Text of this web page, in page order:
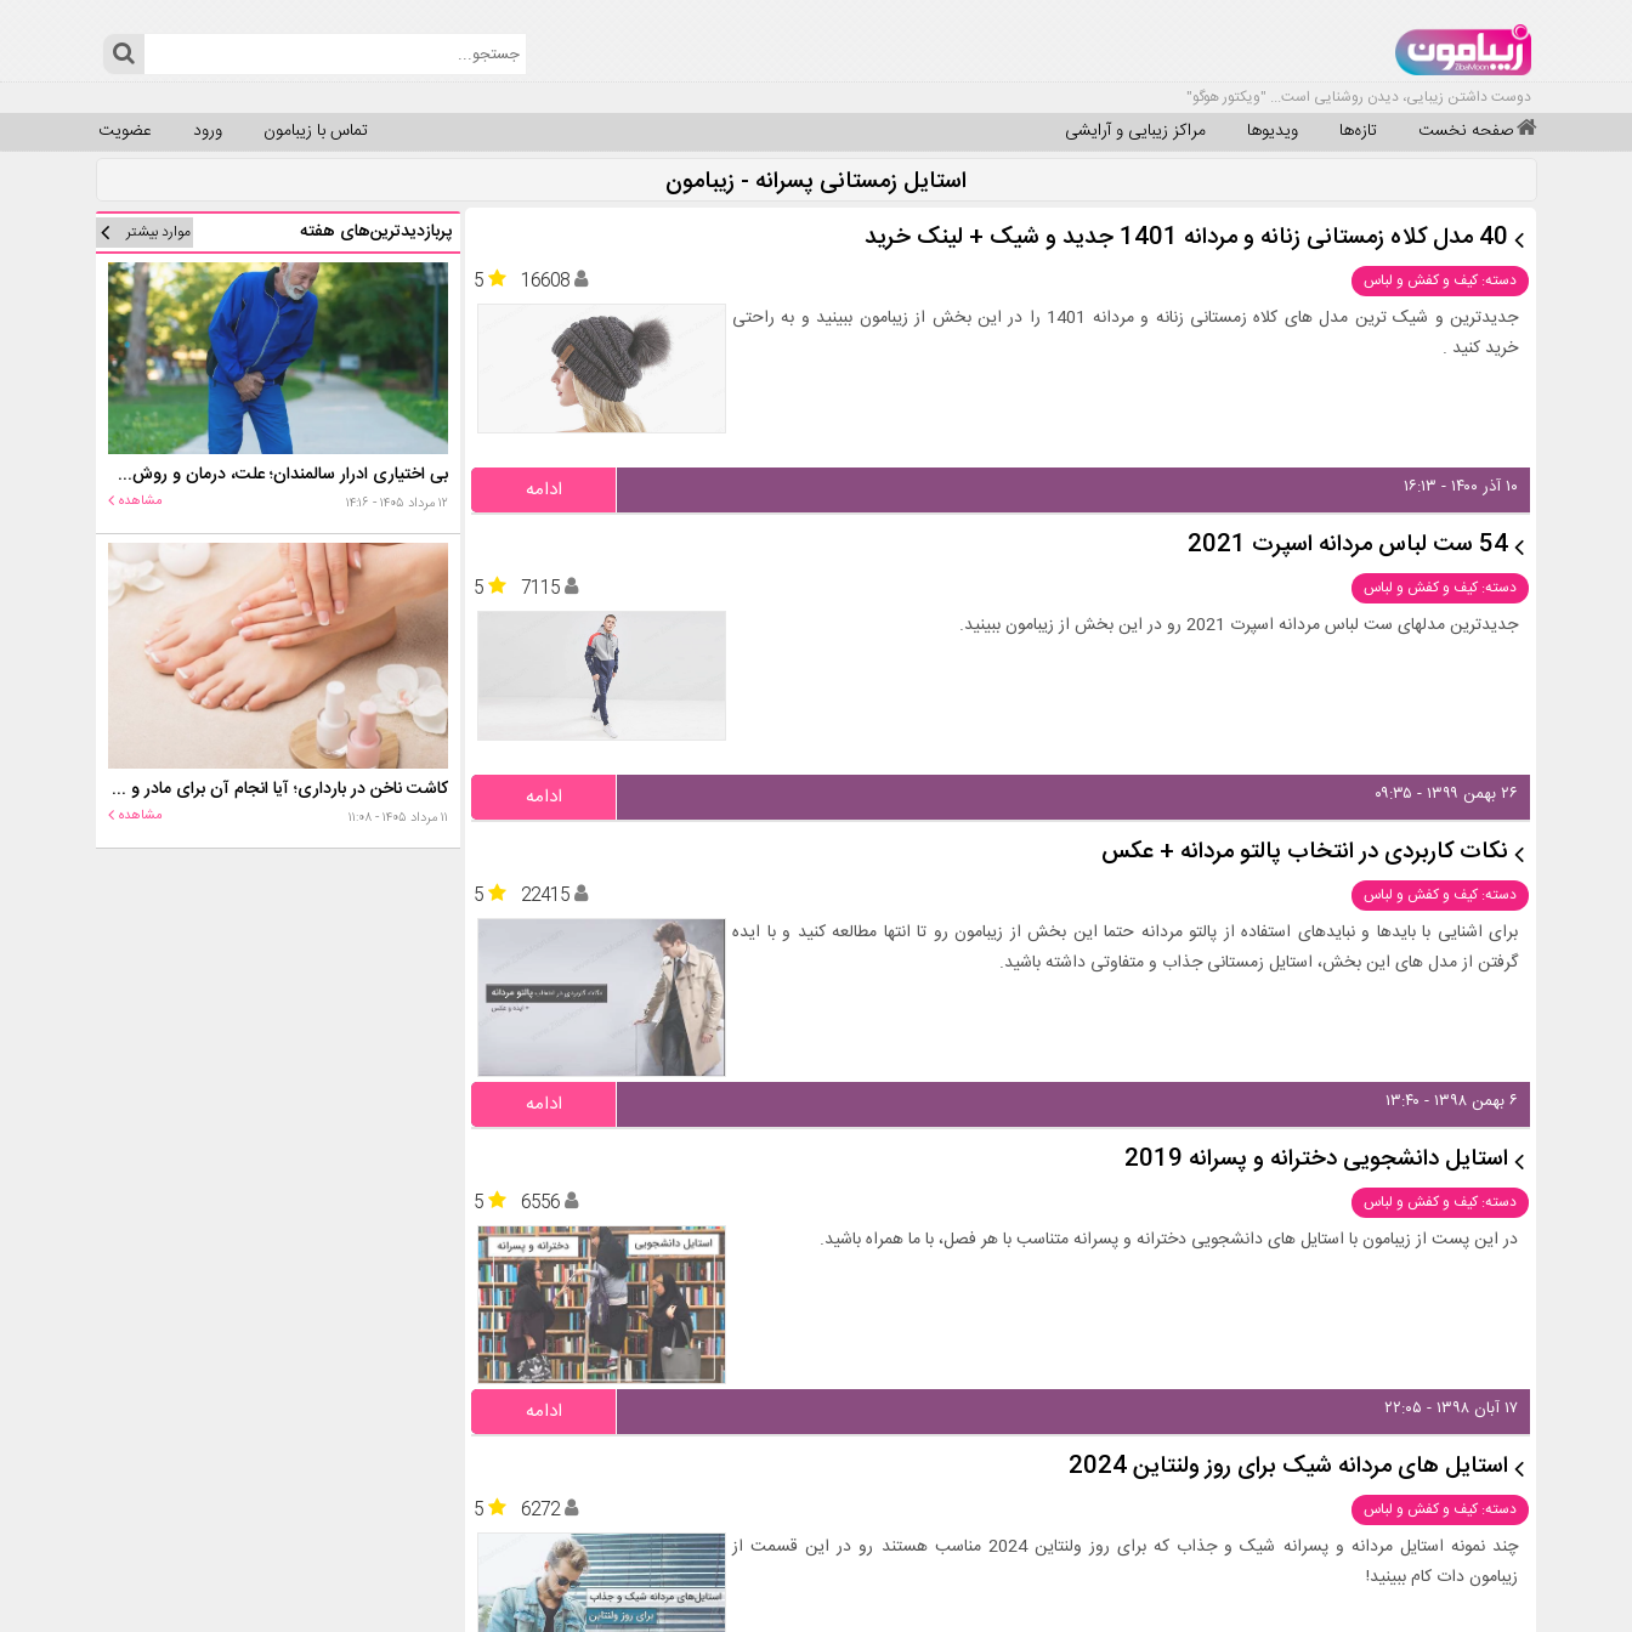
دوست داشتن زیبایی، دیدن روشنایی است... "ویکتور هوگو"
صفحه نخست تازه‌ها ویدیوها مراکز زیبایی و آرایشی عضویت ورود تماس با زیبامون
استایل زمستانی پسرانه - زیبامون
40 مدل کلاه زمستانی زنانه و مردانه 1401 جدید و شیک + لینک خرید
دسته: کیف و کفش و لباس 5
16608
جدیدترین و شیک ترین مدل های کلاه زمستانی زنانه و مردانه 1401 را در این بخش از زیبامون ببینید و به راحتی
خرید کنید .
۱۰ آذر ۱۴۰۰ - ۱۶:۱۳ ادامه
54 ست لباس مردانه اسپرت 2021
دسته: کیف و کفش و لباس 5
7115
جدیدترین مدلهای ست لباس مردانه اسپرت 2021 رو در این بخش از زیبامون ببینید.
۲۶ بهمن ۱۳۹۹ - ۰۹:۳۵ ادامه
نکات کاربردی در انتخاب پالتو مردانه + عکس
دسته: کیف و کفش و لباس 5
22415
برای اشنایی با بایدها و نبایدهای استفاده از پالتو مردانه حتما این بخش از زیبامون رو تا انتها مطالعه کنید و با ایده
گرفتن از مدل های این بخش، استایل زمستانی جذاب و متفاوتی داشته باشید.
۶ بهمن ۱۳۹۸ - ۱۳:۴۰ ادامه
استایل دانشجویی دخترانه و پسرانه 2019
دسته: کیف و کفش و لباس 5
6556
در این پست از زیبامون با استایل های دانشجویی دخترانه و پسرانه متناسب با هر فصل، با ما همراه باشید.
۱۷ آبان ۱۳۹۸ - ۲۲:۰۵ ادامه
استایل های مردانه شیک برای روز ولنتاین 2024
دسته: کیف و کفش و لباس 5
6272
چند نمونه استایل مردانه و پسرانه شیک و جذاب که برای روز ولنتاین 2024 مناسب هستند رو در این قسمت از
زیبامون دات کام ببینید!
پربازدیدترین‌های هفته موارد بیشتر
بی اختیاری ادرار سالمندان؛ علت، درمان و روش‌های کنترل در منزل
۱۲ مرداد ۱۴۰۵ - ۱۴:۱۶ مشاهده
کاشت ناخن در بارداری؛ آیا انجام آن برای مادر و جنین خطر دارد؟
۱۱ مرداد ۱۴۰۵ - ۱۱:۰۸ مشاهده